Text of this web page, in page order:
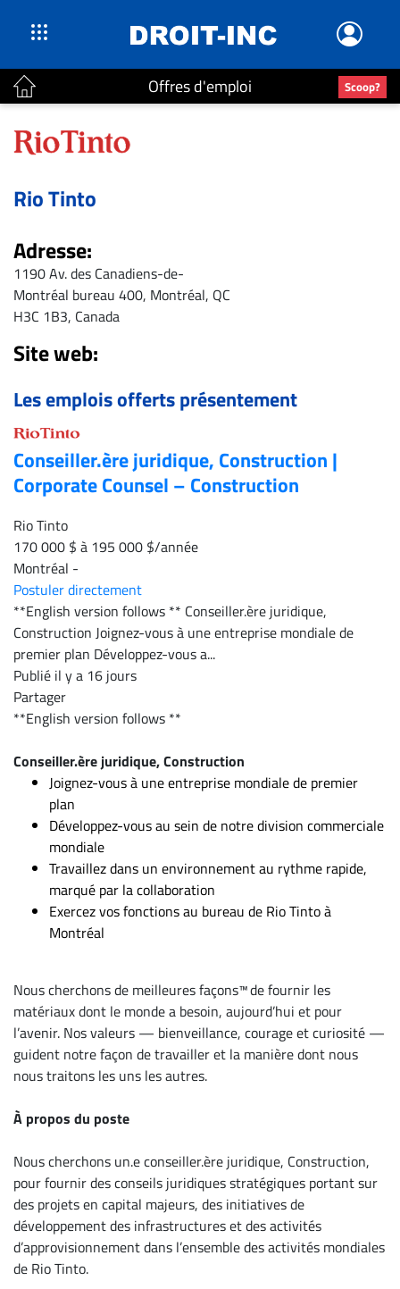
Offres d'emploi Scoop?
ACTUALITÉS
Accueil
Continu
Bureaux
Conseillers
Juridiques
Campus
Carrière
CARRIÈRE
ET
EMPLOIS
AVOCATS
ET
JURISTES
Offres
d'emploi
Formation
Continue
Métiers
CABINETS
ET
ENTREPRISES
Espace
entreprises
Page
entreprises
emploi
Publicité
Solutions de
recrutements
NOUS
Nous
joindre
À
propos
Infolettre
Rio Tinto
Adresse:
1190 Av. des Canadiens-de-
Montréal bureau 400, Montréal, QC
H3C 1B3, Canada
Site web:
Les emplois offerts présentement
Conseiller.ère juridique, Construction |
Corporate Counsel – Construction
Rio Tinto
170 000 $ à 195 000 $/année
Montréal -
Postuler directement
**English version follows ** Conseiller.ère juridique,
Construction Joignez-vous à une entreprise mondiale de
premier plan Développez-vous a...
Publié il y a 16 jours
Partager
**English version follows **
Conseiller.ère juridique, Construction
Joignez-vous à une entreprise mondiale de premier
plan
Développez-vous au sein de notre division commerciale
mondiale
Travaillez dans un environnement au rythme rapide,
marqué par la collaboration
Exercez vos fonctions au bureau de Rio Tinto à
Montréal
Nous cherchons de meilleures façons™ de fournir les
matériaux dont le monde a besoin, aujourd’hui et pour
l’avenir. Nos valeurs — bienveillance, courage et curiosité —
guident notre façon de travailler et la manière dont nous
nous traitons les uns les autres.
À propos du poste
Nous cherchons un.e conseiller.ère juridique, Construction,
pour fournir des conseils juridiques stratégiques portant sur
des projets en capital majeurs, des initiatives de
développement des infrastructures et des activités
d’approvisionnement dans l’ensemble des activités mondiales
de Rio Tinto.